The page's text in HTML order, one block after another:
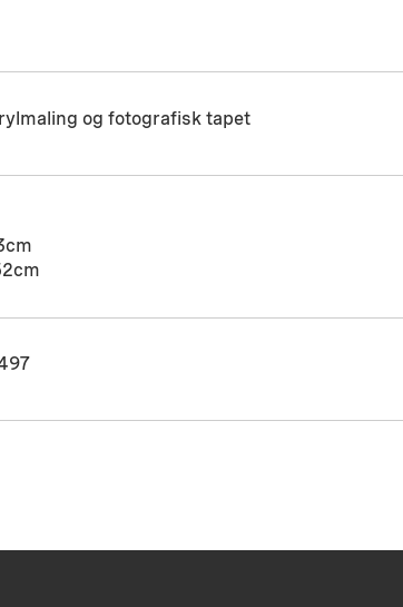
og fotografisk tapet